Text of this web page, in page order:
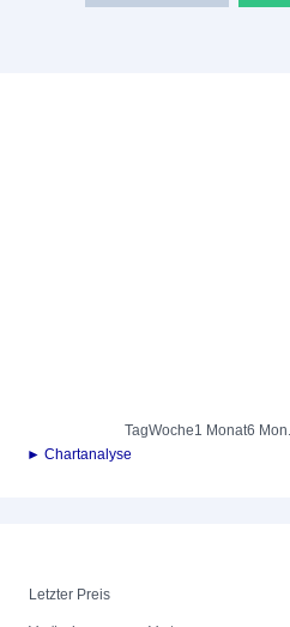
TagWoche1 Monat6 Mon.
► Chartanalyse
Letzter Preis